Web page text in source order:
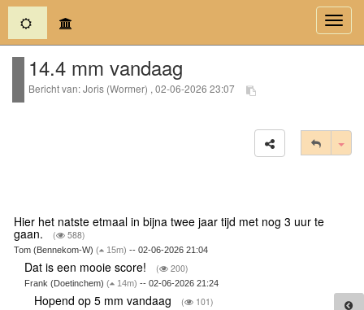
(current)
14.4 mm vandaag
Bericht van: Joris (Wormer) , 02-06-2026 23:07
Hier het natste etmaal in bijna twee jaar tijd met nog 3 uur te
gaan. ( 588)
Tom (Bennekom-W) ( 15m) -- 02-06-2026 21:04
Dat is een mooie score! ( 200)
Frank (Doetinchem) ( 14m) -- 02-06-2026 21:24
Hopend op 5 mm vandaag ( 101)